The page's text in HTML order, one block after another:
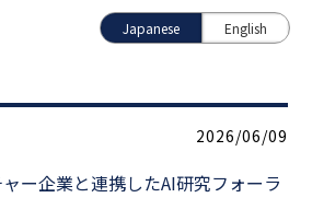
Japanese English
2026/06/09
ャー企業と連携したAI研究フォーラ